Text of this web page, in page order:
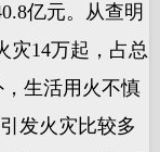
亿元。从查明
灾14万起，占总
生活用火不慎
发火灾比较多